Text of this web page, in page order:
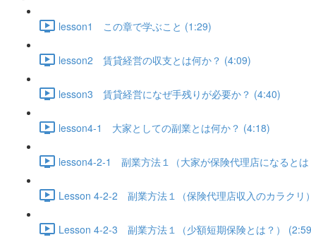
lesson1 この章で学ぶこと (1:29)
lesson2 賃貸経営の収支とは何か？ (4:09)
lesson3 賃貸経営になぜ手残りが必要か？ (4:40)
lesson4-1 大家としての副業とは何か？ (4:18)
lesson4-2-1 副業方法１（大家が保険代理店になると
Lesson 4-2-2 副業方法１（保険代理店収入のカラクリ
Lesson 4-2-3 副業方法１（少額短期保険とは？）